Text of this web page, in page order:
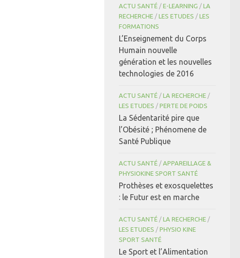
ACTU SANTÉ / E-LEARNING / LA
RECHERCHE / LES ETUDES / LES
FORMATIONS
L’Enseignement du Corps
Humain nouvelle
génération et les nouvelles
technologies de 2016
ACTU SANTÉ / LA RECHERCHE /
LES ETUDES / PERTE DE POIDS
La Sédentarité pire que
l’Obésité ; Phénomene de
Santé Publique
ACTU SANTÉ / APPAREILLAGE &
PHYSIOKINE SPORT SANTÉ
Prothèses et exosquelettes
: le Futur est en marche
ACTU SANTÉ / LA RECHERCHE /
LES ETUDES / PHYSIO KINE
SPORT SANTÉ
Le Sport et l’Alimentation